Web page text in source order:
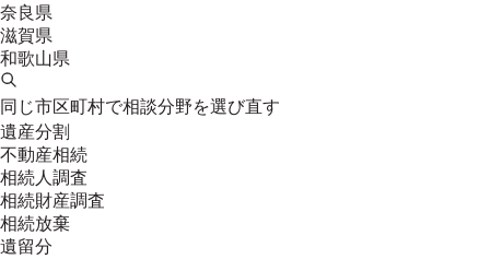
奈良県
滋賀県
和歌山県
同じ市区町村で相談分野を選び直す
遺産分割
不動産相続
相続人調査
相続財産調査
相続放棄
遺留分